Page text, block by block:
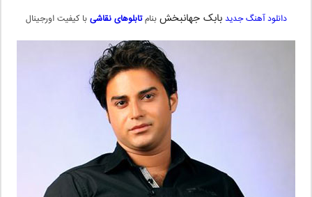
دانلود آهنگ جدید بابک جهانبخشبنام تابلوهای نقاشی با کیفیت اورجینال